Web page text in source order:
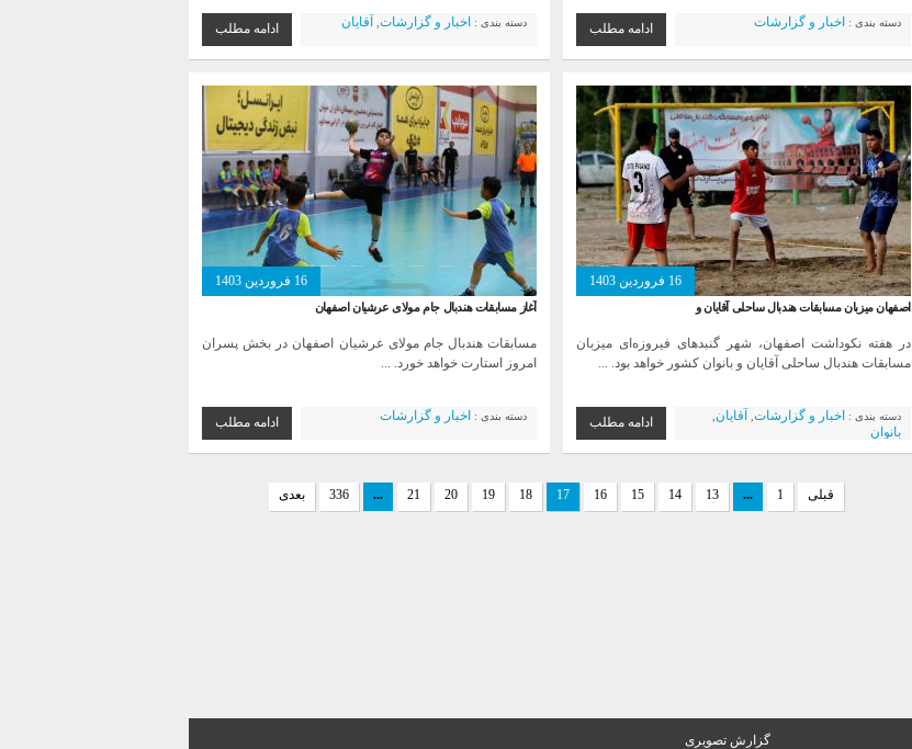
دسته بندی : اخبار و گزارشات ادامه مطلب دسته بندی : اخبار و گزارشات آقایان ادامه مطلب
16 فروردین 1403
اصفهان میزبان مسابقات هندبال ساحلی آقایان و
در هفته نکوداشت اصفهان، شهر گنبدهای فیروزه‌ای میزبان
مسابقات هندبال ساحلی آقایان و بانوان کشور خواهد بود. ...
دسته بندی : اخبار و گزارشات آقایان
بانوان
ادامه مطلب
16 فروردین 1403
آغاز مسابقات هندبال جام مولای عرشیان اصفهان
مسابقات هندبال جام مولای عرشیان اصفهان در بخش پسران
امروز استارت خواهد خورد. ...
دسته بندی : اخبار و گزارشات ادامه مطلب
قبلی 1
...
13
14
15
16
17
18
19
20
21
...
336 بعدی
گزارش تصویری